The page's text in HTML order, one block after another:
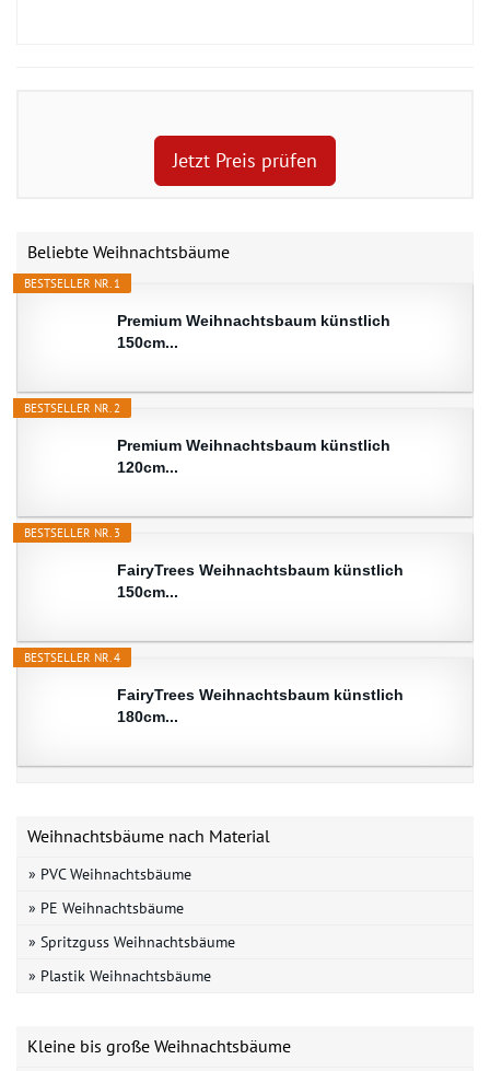
Jetzt Preis prüfen
Beliebte Weihnachtsbäume
BESTSELLER NR. 1
Premium Weihnachtsbaum künstlich
150cm...
BESTSELLER NR. 2
Premium Weihnachtsbaum künstlich
120cm...
BESTSELLER NR. 3
FairyTrees Weihnachtsbaum künstlich
150cm...
BESTSELLER NR. 4
FairyTrees Weihnachtsbaum künstlich
180cm...
Weihnachtsbäume nach Material
» PVC Weihnachtsbäume
» PE Weihnachtsbäume
» Spritzguss Weihnachtsbäume
» Plastik Weihnachtsbäume
Kleine bis große Weihnachtsbäume